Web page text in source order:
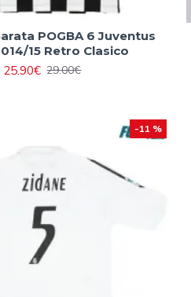
POGBA 6 Juventus
15 Retro Clasico
25.90€ 29.00€
-11 %